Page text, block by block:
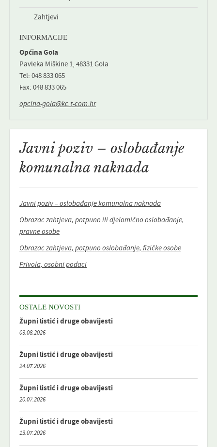
Zahtjevi
INFORMACIJE
Općina Gola
Pavleka Miškine 1, 48331 Gola
Tel: 048 833 065
Fax: 048 833 065
opcina-gola@kc.t-com.hr
Javni poziv – oslobađanje
komunalna naknada
Javni poziv – oslobađanje komunalna naknada
Obrazac zahtjeva, potpuno ili djelomično oslobađanje,
pravne osobe
Obrazac zahtjeva, potpuno oslobađanje, fizičke osobe
Privola, osobni podaci
OSTALE NOVOSTI
Župni listić i druge obavijesti
03.08.2026
Župni listić i druge obavijesti
24.07.2026
Župni listić i druge obavijesti
20.07.2026
Župni listić i druge obavijesti
13.07.2026